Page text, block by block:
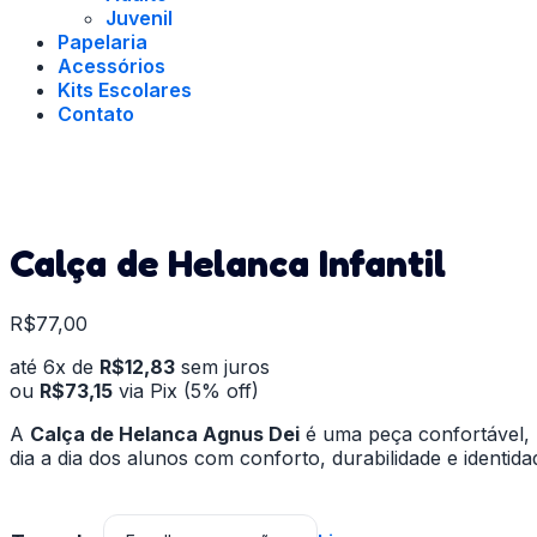
Juvenil
Papelaria
Acessórios
Kits Escolares
Contato
Calça de Helanca Infantil
R$77,00
até 6x de R$12,83 sem juros
ou R$73,15 via Pix (5% off)
A Calça de Helanca Agnus Dei é uma peça confortável,
dia a dia dos alunos com conforto, durabilidade e